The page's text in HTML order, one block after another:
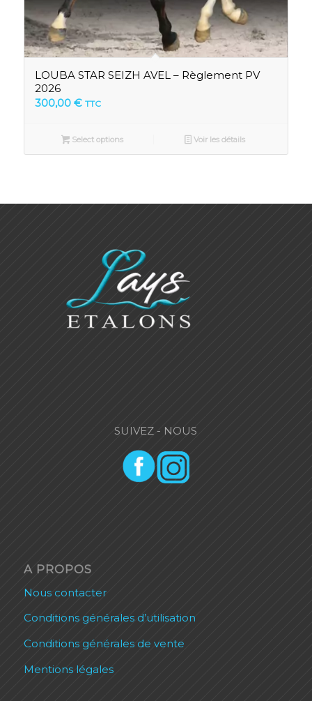
LOUBA STAR SEIZH AVEL – Règlement PV
2026
300,00 € TTC
Select options Voir les détails
SUIVEZ - NOUS
A PROPOS
Nous contacter
Conditions générales d’utilisation
Conditions générales de vente
Mentions légales